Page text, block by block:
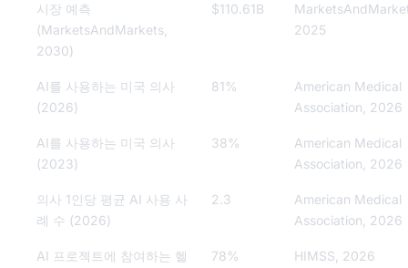
시장 예측
(MarketsAndMarkets,
2030)
$110.61B
2025
AI를 사용하는 미국 의사
(2026)
81%
American Medical
Association, 2026
AI를 사용하는 미국 의사
(2023)
38%
American Medical
Association, 2026
의사 1인당 평균 AI 사용 사
례 수 (2026)
2.3
American Medical
Association, 2026
AI 프로젝트에 참여하는 헬
78% HIMSS, 2026